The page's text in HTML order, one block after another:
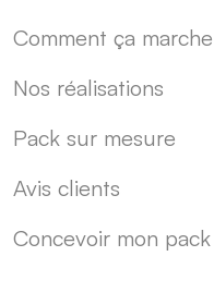
Comment ça marche
Nos réalisations
Pack sur mesure
Avis clients
Concevoir mon pack